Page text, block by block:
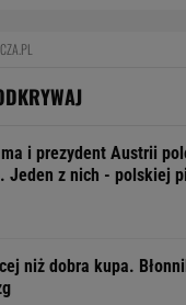
i prezydent Austrii
Jeden z nich - polskiej
niż dobra kupa.